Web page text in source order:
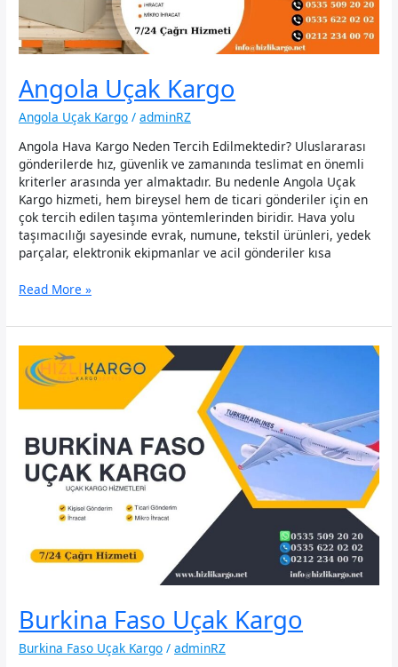
Angola Uçak Kargo
Angola Uçak Kargo /adminRZ
Angola Hava Kargo Neden Tercih Edilmektedir? Uluslararası
gönderilerde hız, güvenlik ve zamanında teslimat en önemli
kriterler arasında yer almaktadır. Bu nedenle Angola Uçak
Kargo hizmeti, hem bireysel hem de ticari gönderiler için en
çok tercih edilen taşıma yöntemlerinden biridir. Hava yolu
taşımacılığı sayesinde evrak, numune, tekstil ürünleri, yedek
parçalar, elektronik ekipmanlar ve acil gönderiler kısa
Angola
Kargo
Read More »
Burkina Faso Uçak Kargo
Burkina Faso Uçak Kargo /adminRZ